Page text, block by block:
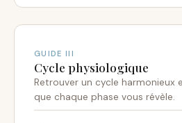
GUIDE III
Cycle physiologique
Retrouver un cycle harmonieux
que chaque phase vous révèle.